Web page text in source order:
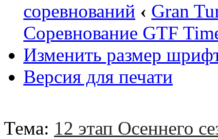
соревнований ‹ Gran
Соревнование GTF
Изменить размер
Версия для печати
Тема: 12 этап Осеннего